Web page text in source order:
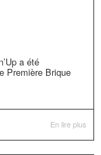
a été
Première Brique
En lire plus